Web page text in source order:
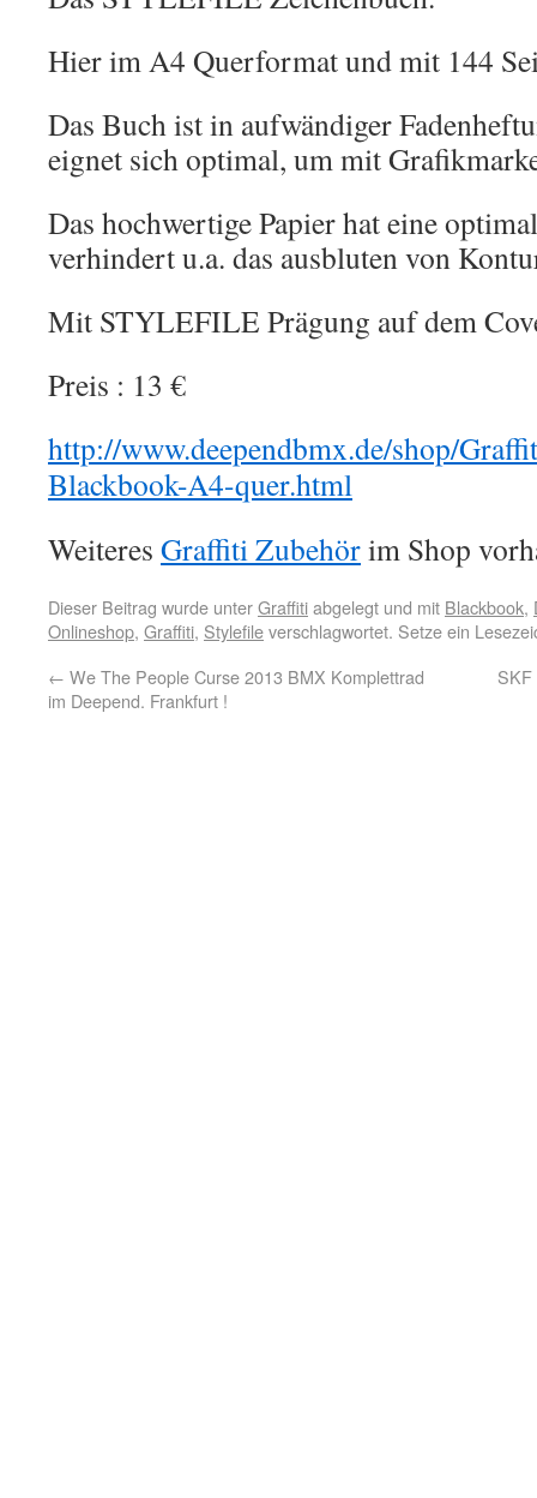
Hier im A4 Querformat und mit 144
Das Buch ist in aufwändiger
eignet sich optimal, um mit
Das hochwertige Papier hat eine
verhindert u.a. das ausbluten von
Mit STYLEFILE Prägung auf dem
Preis : 13 €
http://www.deependbmx.de/shop/
Blackbook-A4-quer.html
Weiteres Graffiti Zubehörim Shop
Dieser Beitrag wurde unterGraffitiabgelegt und mit Blackbook,
Onlineshop, Graffiti, Stylefileverschlagwortet. Setze ein
← We The People Curse 2013 BMX Komplettrad
im Deepend. Frankfurt !
SKF